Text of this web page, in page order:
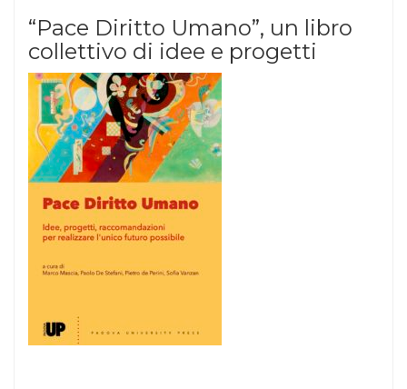
“Pace Diritto Umano”, un libro
collettivo di idee e progetti